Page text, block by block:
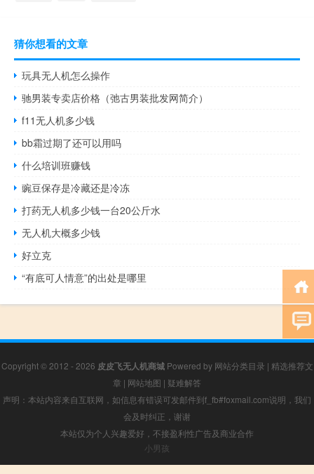
猜你想看的文章
玩具无人机怎么操作
驰男装专卖店价格（弛古男装批发网简介）
f11无人机多少钱
bb霜过期了还可以用吗
什么培训班赚钱
豌豆保存是冷藏还是冷冻
打药无人机多少钱一台20公斤水
无人机大概多少钱
好立克
“有底可人情意”的出处是哪里
Copyright © 2012 - 2026 皮皮飞无人机商城Powered by 网站分类目录 | 精选推荐文
章 | 网站地图 | 疑难解答
声明：本站内容来自互联网，如信息有错误可发邮件到f_fb#foxmail.com说明，我们
会及时纠正，谢谢
本站仅为个人兴趣爱好，不接盈利性广告及商业合作
小男孩